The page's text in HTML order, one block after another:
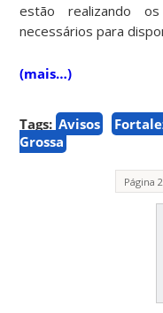
estão realizando
necessários para
(mais…)
Tags: Avisos
Grossa
Página